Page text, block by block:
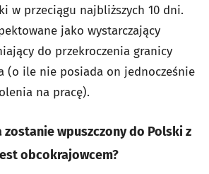
w przeciągu najbliższych 10 dni.
jako wystarczający
do przekroczenia granicy
(o ile nie posiada on jednocześnie
na pracę).
zostanie wpuszczony do Polski z
obcokrajowcem?